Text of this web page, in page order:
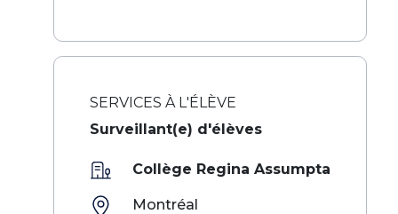
SERVICES À L'ÉLÈVE
Surveillant(e) d'élèves
Collège Regina Assumpta
Montréal